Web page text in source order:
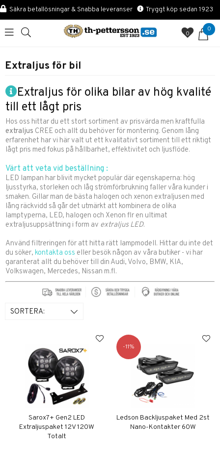
Säkra betallösningar & Snabba leveranser Tryggt köp sedan 1923
0
0
Extraljus för bil
Extraljus för olika bilar av hög kvalité
till ett lågt pris
Hos oss hittar du ett stort sortiment av prisvärda men kraftfulla
extraljus CREE och allt du behöver för montering. Genom lång
erfarenhet har vi här valt ut ett kvalitativt sortiment till ett riktigt
lågt pris med fokus på hållbarhet, effektivitet och ljusflöde.
Värt att veta vid beställning :
LED lampan har blivit mycket populär där egenskaperna: hög
ljusstyrka, storleken och låg strömförbrukning faller våra kunder i
smaken. Gillar man de bästa halogen och xenon extraljusen med
lång räckvidd så går det utmärkt att kombinera de olika
lamptyperna, LED, halogen och Xenon flr en ultimat
extraljusuppsättning i form av extraljus LED.
Använd filtreringen för att hitta rätt lampmodell. Hittar du inte det
du söker, kontakta oss eller besök någon av våra butiker - vi har
garanterat allt du behöver till din Audi, Volvo, BMW, KIA,
Volkswagen, Mercedes, Nissan m.fl.
SORTERA:
Sarox7+ Gen2 LED
Extraljuspaket 12V 120W
Totalt
11
Ledson Backljuspaket Med 2st
Nano-Kontakter 60W